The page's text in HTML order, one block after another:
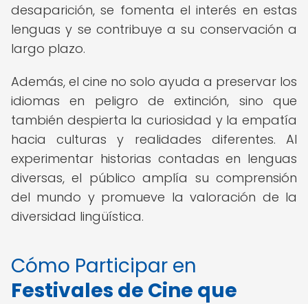
desaparición, se fomenta el interés en estas
lenguas y se contribuye a su conservación a
largo plazo.
Además, el cine no solo ayuda a preservar los
idiomas en peligro de extinción, sino que
también despierta la curiosidad y la empatía
hacia culturas y realidades diferentes. Al
experimentar historias contadas en lenguas
diversas, el público amplía su comprensión
del mundo y promueve la valoración de la
diversidad lingüística.
Cómo Participar en
Festivales de Cine que